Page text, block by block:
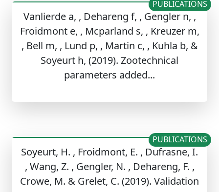
Vanlierde a, , Dehareng f, , Gengler n, ,
Froidmont e, , Mcparland s, , Kreuzer m,
, Bell m, , Lund p, , Martin c, , Kuhla b, &
Soyeurt h, (2019). Zootechnical
parameters added...
PUBLICATIONS
Soyeurt, H. , Froidmont, E. , Dufrasne, I.
, Wang, Z. , Gengler, N. , Dehareng, F. ,
Crowe, M. & Grelet, C. (2019). Validation
PUBLICATIONS